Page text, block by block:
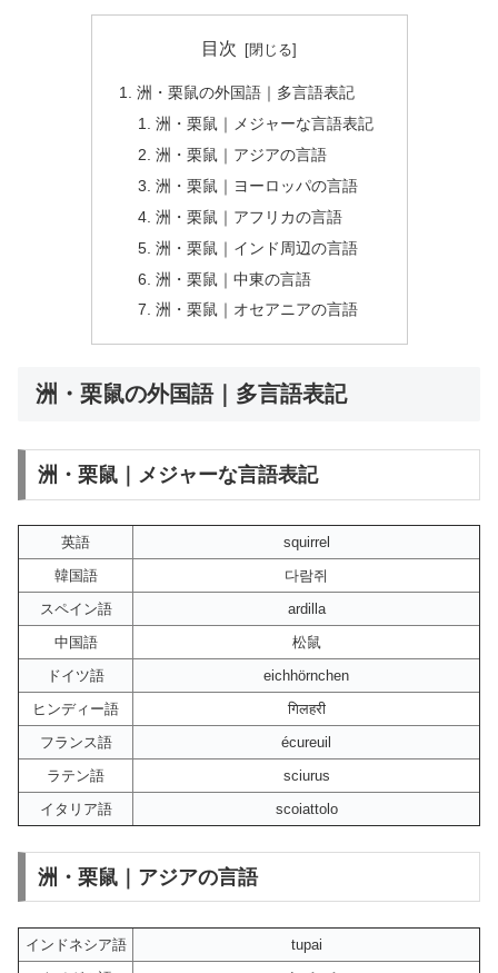
目次
洲・栗鼠の外国語｜多言語表記
洲・栗鼠｜メジャーな言語表記
洲・栗鼠｜アジアの言語
洲・栗鼠｜ヨーロッパの言語
洲・栗鼠｜アフリカの言語
洲・栗鼠｜インド周辺の言語
洲・栗鼠｜中東の言語
洲・栗鼠｜オセアニアの言語
洲・栗鼠の外国語｜多言語表記
洲・栗鼠｜メジャーな言語表記
英語
squirrel
韓国語
다람쥐
スペイン語
ardilla
中国語
松鼠
ドイツ語
eichhörnchen
ヒンディー語
गिलहरी
フランス語
écureuil
ラテン語
sciurus
イタリア語
scoiattolo
洲・栗鼠｜アジアの言語
インドネシア語
tupai